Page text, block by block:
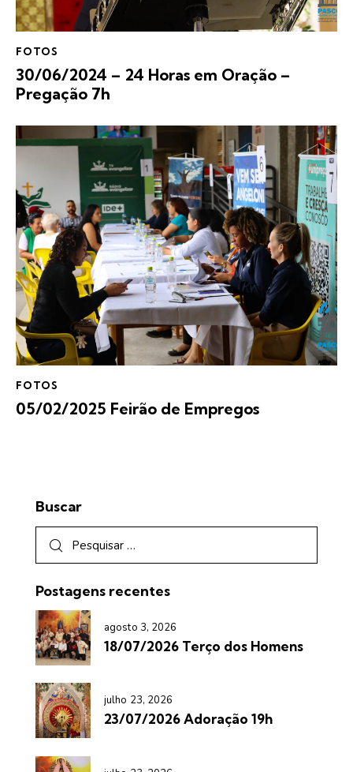
FOTOS
30/06/2024 – 24 Horas em Oração –
Pregação 7h
FOTOS
05/02/2025 Feirão de Empregos
Buscar
Postagens recentes
agosto 3, 2026
18/07/2026 Terço dos Homens
julho 23, 2026
23/07/2026 Adoração 19h